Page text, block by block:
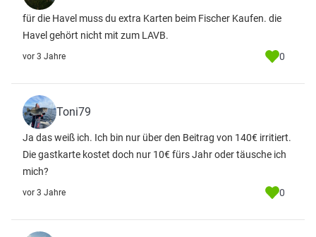
für die Havel muss du extra Karten beim Fischer Kaufen. die
Havel gehört nicht mit zum LAVB.
vor 3 Jahre 0
Toni79
Ja das weiß ich. Ich bin nur über den Beitrag von 140€ irritiert.
Die gastkarte kostet doch nur 10€ fürs Jahr oder täusche ich
mich?
vor 3 Jahre 0